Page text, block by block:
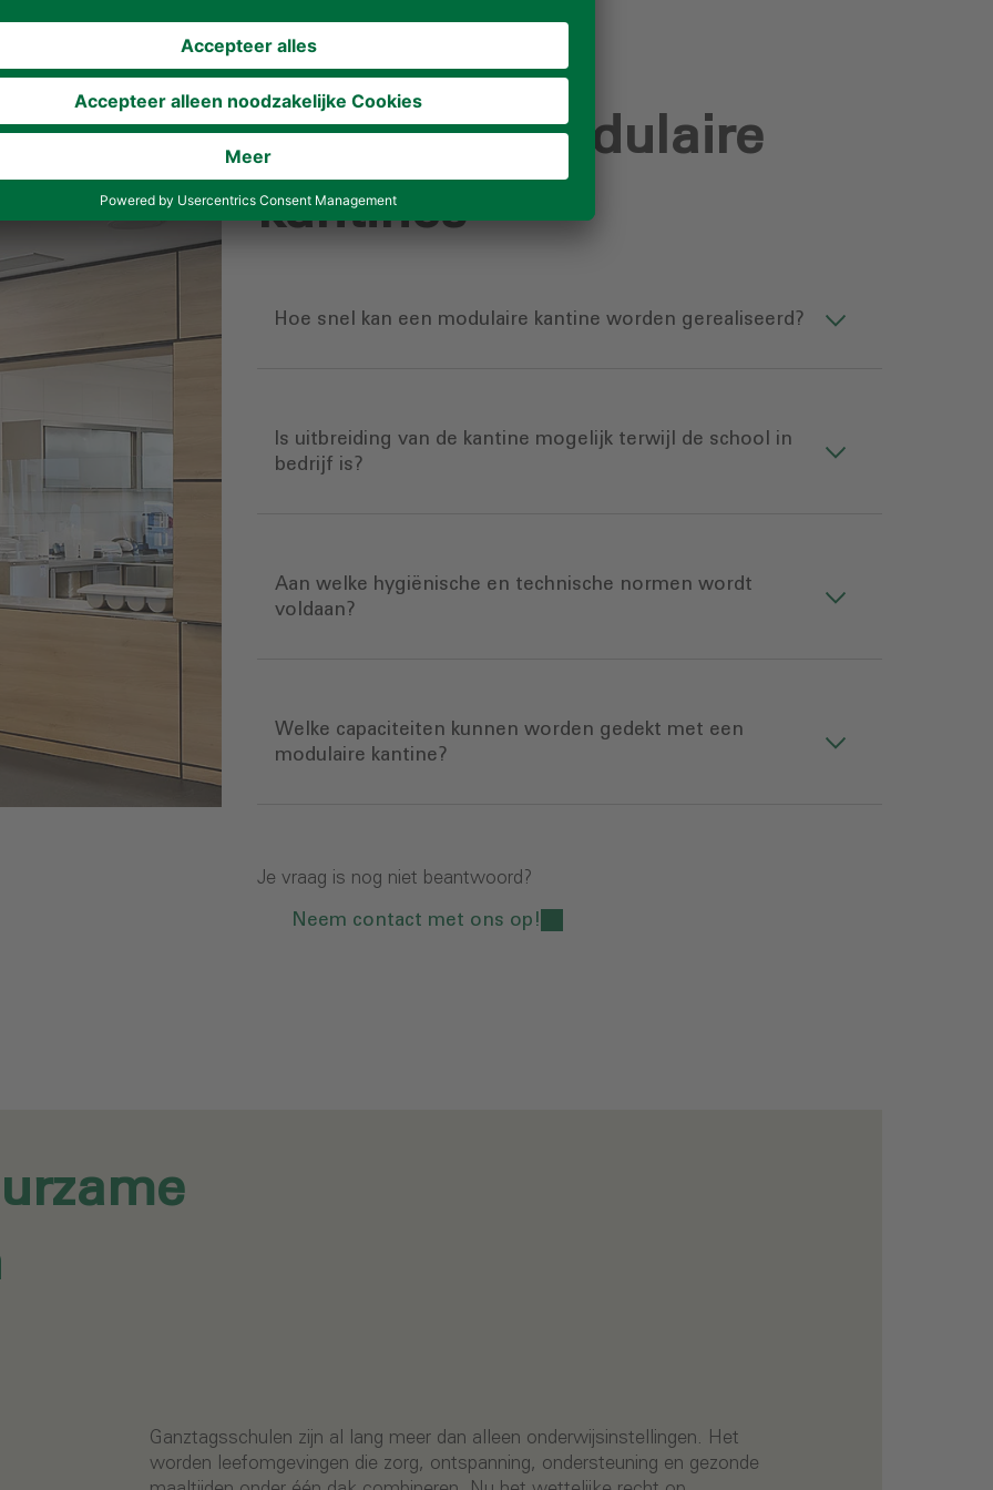
FAQ over modulaire
kantines
Hoe snel kan een modulaire kantine worden gerealiseerd?
Is uitbreiding van de kantine mogelijk terwijl de school in
bedrijf is?
Aan welke hygiënische en technische normen wordt
voldaan?
Welke capaciteiten kunnen worden gedekt met een
modulaire kantine?
Je vraag is nog niet beantwoord?
Neem contact met ons op!
Ganztagsschulen zijn al lang meer dan alleen onderwijsinstellingen. Het
worden leefomgevingen die zorg, ontspanning, ondersteuning en gezonde